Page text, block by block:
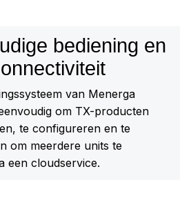
bediening en
van Menerga
om TX-producten
te configureren en te
om meerdere units te
een cloudservice.